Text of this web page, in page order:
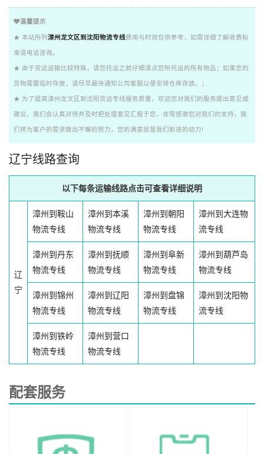
温馨提示
★ 本站所列 漳州龙文区到沈阳物流专线费用与时效仅供参考，如需详细了解收费标
准请电话咨询。
★ 由于货运运输比较特殊，请您托运之前仔细清点您所托运的所有物品；如果您的
货物需要临时存放，请尽早最快通知公司客服以便安排仓库存放。；
★ 为了提高漳州龙文区到沈阳货运专线服务质量，欢迎您对我们的服务提出意见或
建议，我们会认真对待并及时把处理意见汇报于您，非常感谢您对我们的支持，我
们将为客户的需求做出不懈的努力，您的满意就是我们前进的动力!
辽宁线路查询
以下每条运输线路点击可查看详细说明
辽
宁
漳州到鞍山
物流专线
漳州到本溪
物流专线
漳州到朝阳
物流专线
漳州到大连物
流专线
漳州到丹东
物流专线
漳州到抚顺
物流专线
漳州到阜新
物流专线
漳州到葫芦岛
物流专线
漳州到锦州
物流专线
漳州到辽阳
物流专线
漳州到盘锦
物流专线
漳州到沈阳物
流专线
漳州到铁岭
物流专线
漳州到营口
物流专线
配套服务